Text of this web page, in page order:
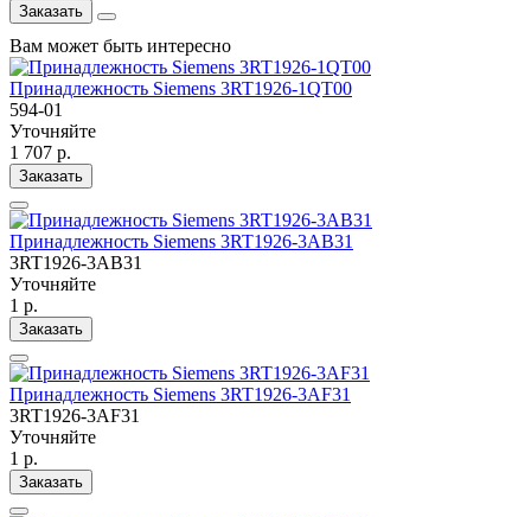
Заказать
Вам может быть интересно
Принадлежность Siemens 3RT1926-1QT00
594-01
Уточняйте
1 707 р.
Заказать
Принадлежность Siemens 3RT1926-3AB31
3RT1926-3AB31
Уточняйте
1 р.
Заказать
Принадлежность Siemens 3RT1926-3AF31
3RT1926-3AF31
Уточняйте
1 р.
Заказать